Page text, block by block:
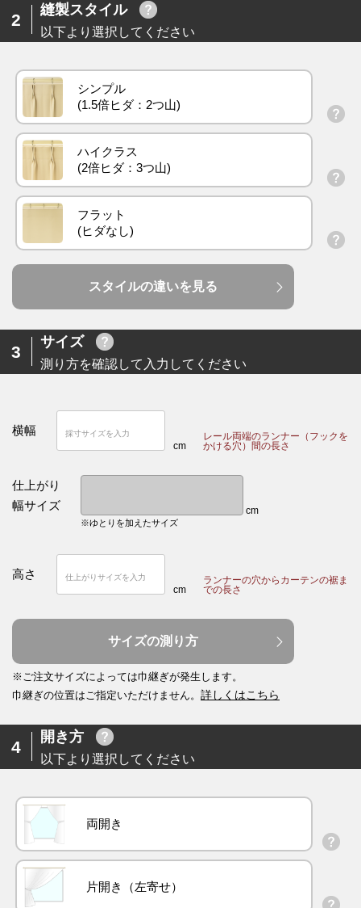
2
縫製スタイル
以下より選択してください
シンプル
ハイクラス
フラット
スタイルの違いを見る
3
サイズ
測り方を確認して入力してください
横幅
cm
レール両端のランナー（フックを
かける穴）間の長さ
仕上がり
幅サイズ
cm
※ゆとりを加えたサイズ
高さ
cm
ランナーの穴からカーテンの裾ま
での長さ
サイズの測り方
※ご注文サイズによっては巾継ぎが発生します。
巾継ぎの位置はご指定いただけません。 詳しくはこちら
4
開き方
以下より選択してください
両開き
片開き（左寄せ）